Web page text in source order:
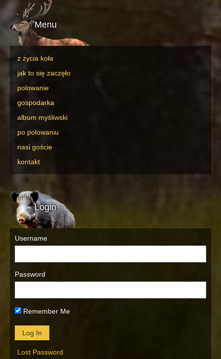
Menu
z życia koła
jak to się zaczęło
polowanie
gospodarka
album myśliwski
po polowaniu
nasi goście
kontakt
Login
Username
Password
Remember Me
Lost Password